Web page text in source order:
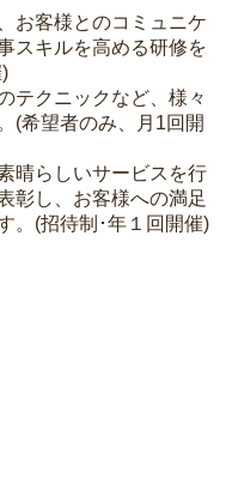
お客様とのコミュニケ
スキルを高める研修を
テクニックなど、様々
(希望者のみ、月1回開
晴らしいサービスを行
彰し、お客様への満足
。(招待制･年１回開催)